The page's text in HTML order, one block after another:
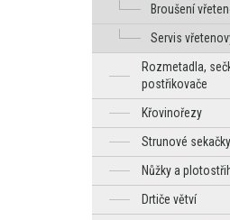
Broušení
Servis
Rozmetadla,
postřikovače
Křovinořezy
Strunové
Nůžky a
Drtiče větví